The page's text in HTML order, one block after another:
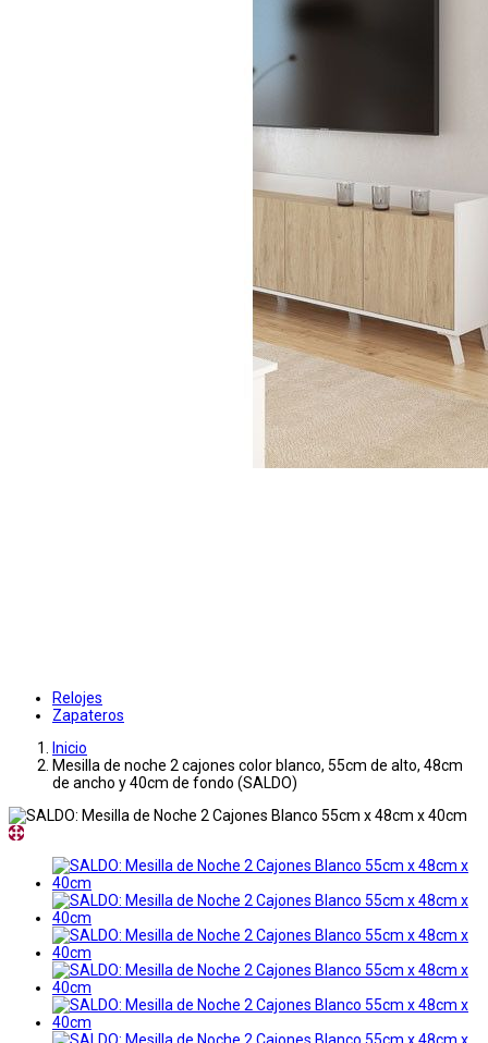
Relojes
Zapateros
Inicio
Mesilla de noche 2 cajones color blanco, 55cm de alto, 48cm
de ancho y 40cm de fondo (SALDO)